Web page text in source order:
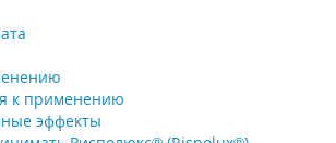
к применению
эффекты